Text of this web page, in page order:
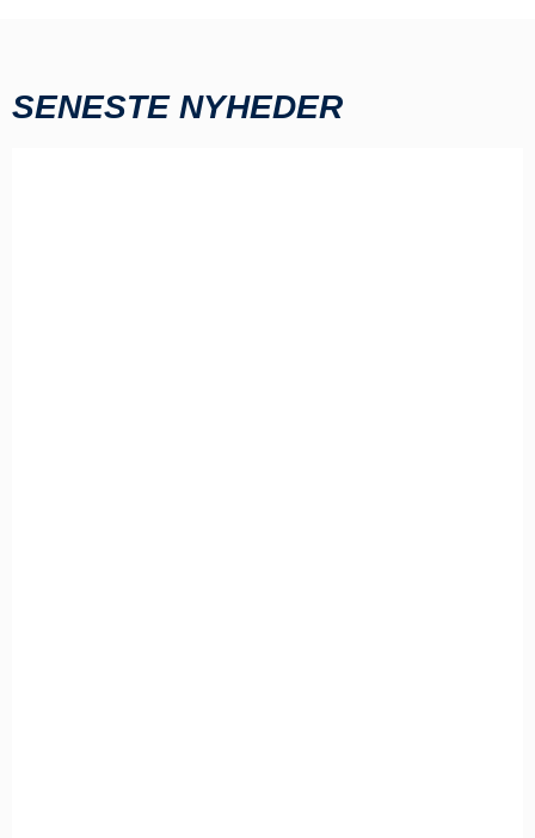
SENESTE NYHEDER